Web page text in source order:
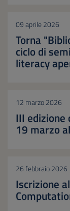
09 aprile 2026
Torna
ciclo di
literacy
12 marzo 2026
III edizione
19 marzo
26 febbraio 2026
Iscrizione